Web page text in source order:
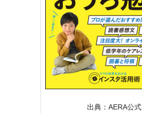
出典：AERA公式